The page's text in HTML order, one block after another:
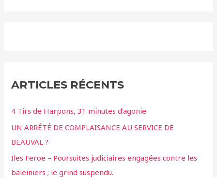
ARTICLES RÉCENTS
4 Tirs de Harpons, 31 minutes d’agonie
UN ARRÊTÉ DE COMPLAISANCE AU SERVICE DE
BEAUVAL ?
Iles Feroe – Poursuites judiciaires engagées contre les
baleiniers ; le grind suspendu.